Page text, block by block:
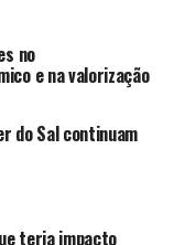
no
e na valorização
do Sal continuam
teria impacto